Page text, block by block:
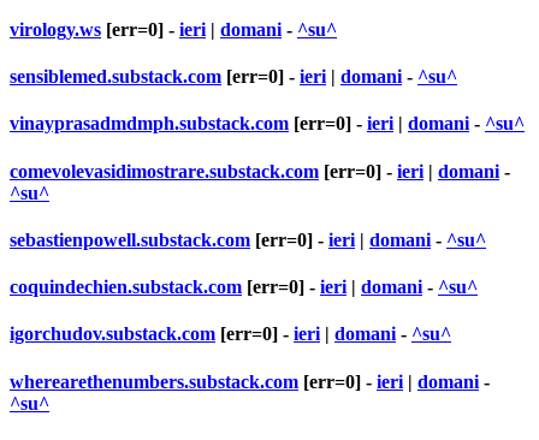
virology.ws [err=0] - ieri | domani - ^su^
sensiblemed.substack.com [err=0] - ieri | domani - ^su^
vinayprasadmdmph.substack.com [err=0] - ieri | domani - ^su^
comevolevasidimostrare.substack.com [err=0] - ieri | domani -
^su^
sebastienpowell.substack.com [err=0] - ieri | domani - ^su^
coquindechien.substack.com [err=0] - ieri | domani - ^su^
igorchudov.substack.com [err=0] - ieri| domani- ^su^
wherearethenumbers.substack.com [err=0] - ieri | domani -
^su^